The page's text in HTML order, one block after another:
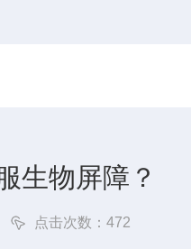
生物屏障？
点击次数：472